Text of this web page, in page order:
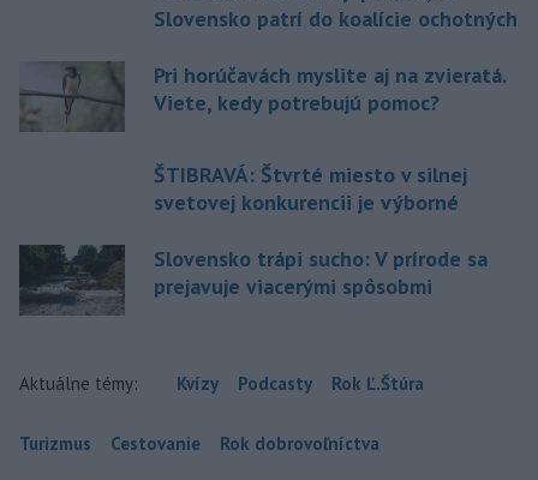
Slovensko patrí do koalície ochotných
Pri horúčavách myslite aj na zvieratá.
Viete, kedy potrebujú pomoc?
ŠTIBRAVÁ: Štvrté miesto v silnej
svetovej konkurencii je výborné
Slovensko trápi sucho: V prírode sa
prejavuje viacerými spôsobmi
Aktuálne témy: Kvízy Podcasty Rok Ľ.Štúra
Turizmus Cestovanie Rok dobrovoľníctva